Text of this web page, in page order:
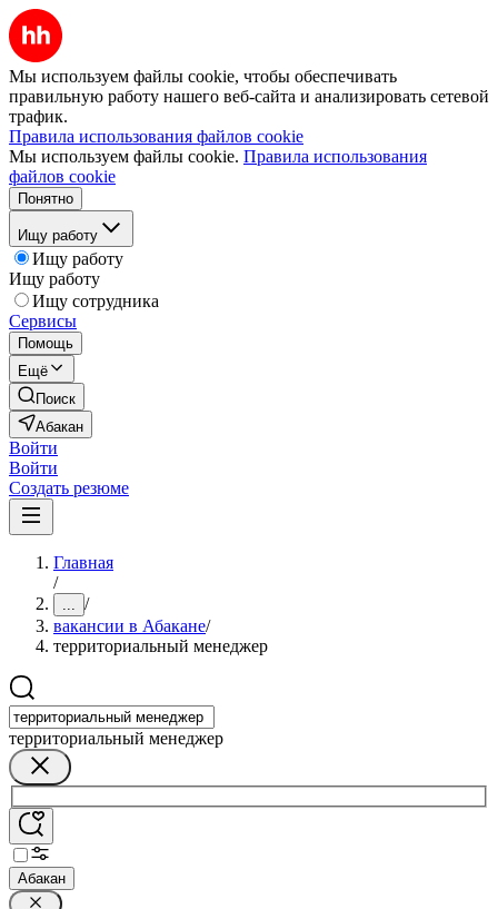
Мы используем файлы cookie, чтобы обеспечивать
правильную работу нашего веб-сайта и анализировать сетевой
трафик.
Правила использования файлов cookie
Мы используем файлы cookie. Правила использования
файлов cookie
Понятно
Ищу работу
Ищу работу
Ищу работу
Ищу сотрудника
Сервисы
Помощь
Ещё
Поиск
Абакан
Войти
Войти
Создать резюме
Главная
/
... /
вакансии в Абакане/
территориальный менеджер
территориальный менеджер
Абакан